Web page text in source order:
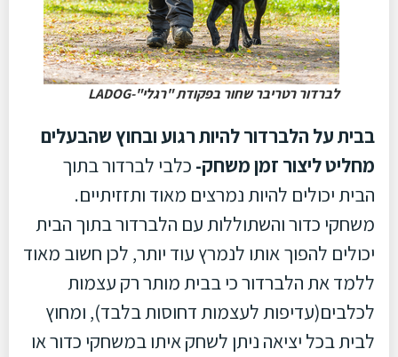
לברדור רטריבר שחור בפקודת "רגלי"-LADOG
בבית על הלברדור להיות רגוע ובחוץ שהבעלים
מחליט ליצור זמן משחק-כלבי לברדור בתוך
הבית יכולים להיות נמרצים מאוד ותזזיתיים.
משחקי כדור והשתוללות עם הלברדור בתוך הבית
יכולים להפוך אותו לנמרץ עוד יותר, לכן חשוב מאוד
ללמד את הלברדור כי בבית מותר רק עצמות
לכלבים(עדיפות לעצמות דחוסות בלבד), ומחוץ
לבית בכל יציאה ניתן לשחק איתו במשחקי כדור או